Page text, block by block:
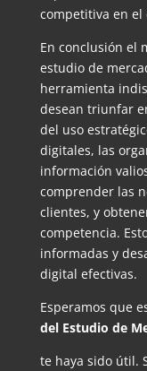
competitiva en
En conclusión el
estudio de
herramienta
desean triunfar
del uso
digitales, las
información
comprender las
clientes, y
competencia.
informadas y
digital efectivas.
Esperamos que
del Estudio de
te haya sido útil.